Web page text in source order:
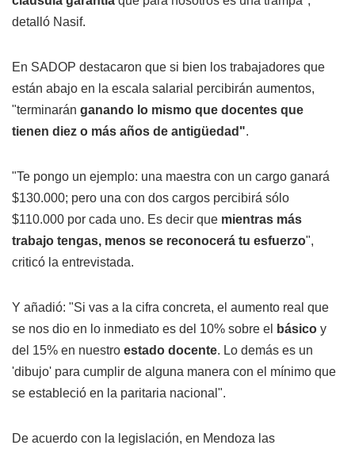
detalló Nasif.
En SADOP destacaron que si bien los trabajadores que
están abajo en la escala salarial percibirán aumentos,
"terminarán ganando lo mismo que docentes que
tienen diez o más años de antigüedad".
"Te pongo un ejemplo: una maestra con un cargo ganará
$130.000; pero una con dos cargos percibirá sólo
$110.000 por cada uno. Es decir que mientras más
trabajo tengas, menos se reconocerá tu esfuerzo",
criticó la entrevistada.
Y añadió: "Si vas a la cifra concreta, el aumento real que
se nos dio en lo inmediato es del 10% sobre el
básico y
del 15% en nuestro estado docente. Lo demás es un
'dibujo' para cumplir de alguna manera con el mínimo que
se estableció en la paritaria nacional".
De acuerdo con la legislación, en Mendoza las